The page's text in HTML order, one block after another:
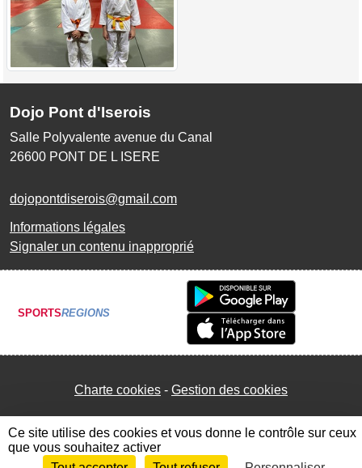
Dojo Pont d'Iserois
Salle Polyvalente avenue du Canal
26600 PONT DE L ISERE
dojopontdiserois@gmail.com
Informations légales
Signaler un contenu inapproprié
SPORTSREGIONS
Charte cookies Gestion des cookies
Ce site utilise des cookies et vous donne le contrôle sur ceux
que vous souhaitez activer